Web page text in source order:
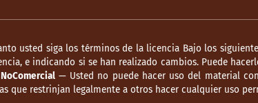
usted siga los términos de la licencia Bajo los
e indicando si se han realizado cambios. Puede
NoComercial— Usted no puede hacer uso del material
que restrinjan legalmente a otros hacer cualquier uso